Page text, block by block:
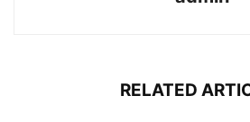
RELATED